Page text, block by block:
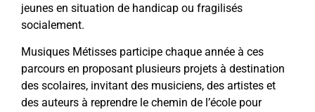
jeunes en situation de handicap ou fragilisés
socialement.
Musiques Métisses participe chaque année à ces
parcours en proposant plusieurs projets à destination
des scolaires, invitant des musiciens, des artistes et
des auteurs à reprendre le chemin de l’école pour